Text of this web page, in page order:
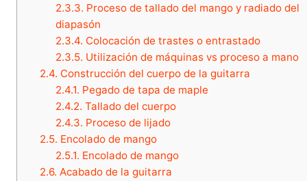
2.3.3. Proceso de tallado del mango y radiado del
diapasón
2.3.4. Colocación de trastes o entrastado
2.3.5. Utilización de máquinas vs proceso a mano
2.4. Construcción del cuerpo de la guitarra
2.4.1. Pegado de tapa de maple
2.4.2. Tallado del cuerpo
2.4.3. Proceso de lijado
2.5. Encolado de mango
2.5.1. Encolado de mango
2.6. Acabado de la guitarra